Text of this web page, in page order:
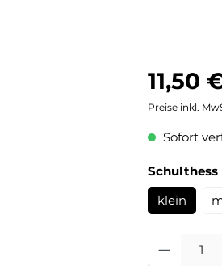
11,50
Preise inkl.
Sofort
klein